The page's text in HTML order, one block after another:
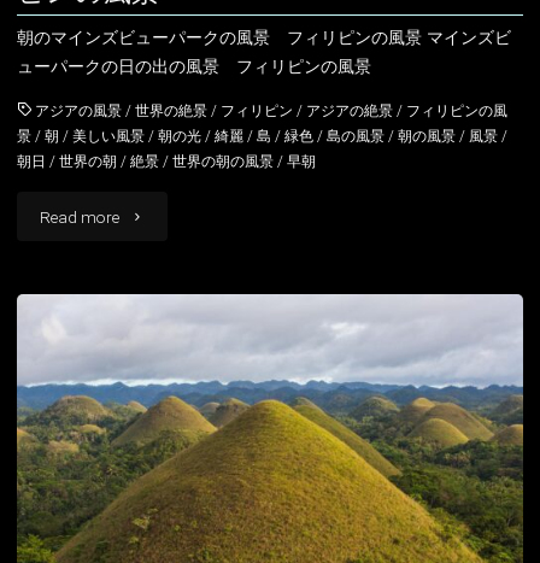
朝のマインズビューパークの風景 フィリピンの風景 マインズビ
ューパークの日の出の風景 フィリピンの風景
アジアの風景 /世界の絶景 / フィリピン / アジアの絶景 / フィリピンの風
景 /朝 /美しい風景 /朝の光 /綺麗 /島 /緑色 /島の風景 /朝の風景 / 風景 /
朝日 /世界の朝 /絶景 /世界の朝の風景 /早朝
Read more "マ
ズ
ビ
ュ
ー
パ